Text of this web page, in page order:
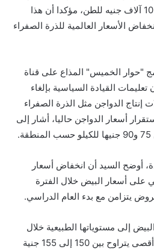
أسعار أعلاف الدواجن بمقدار 10 آلاف جنيه للطن، مؤكدا أن هذا
الأسعار العالمية للذرة الصفراء
"حوار الخميس" المذاع على قناة
القيادة السياسية بإلغاء
إنتاج الدواجن مثل الذرة الصفراء
أسعار الدواجن حاليا، أشار إلى
أوضح السيد أن انخفاض أسعار
على أسعار البيض خلال الفترة
يتزامن مع بدء العام الدراسي.
إلى مستوياتها الطبيعية خلال
الشهر المقبل، لتصل إلى حد أقصى يتراوح بين 150 إلى 155 جنية